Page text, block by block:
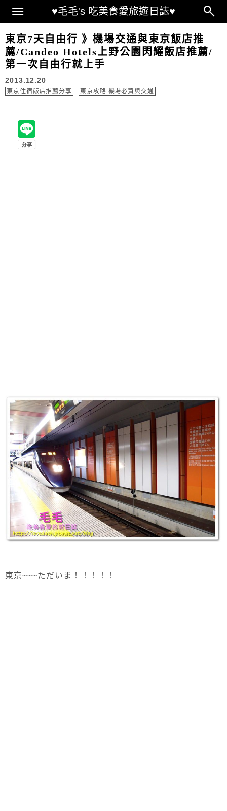
♥毛毛's 吃美食愛旅遊日誌♥
Main Menu
東京7天自由行 》機場交通與東京飯店推
薦/Candeo Hotels上野公園閃耀飯店推薦/
第一次自由行就上手
2013.12.20
東京住宿飯店推薦分享 東京攻略:機場必買與交通
東京~~~ただいま！！！！！